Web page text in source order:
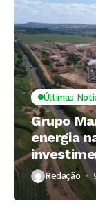
Últimas
Grupo
energia
Redação